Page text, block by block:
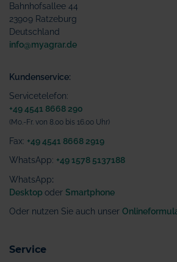
Bahnhofsallee 44
23909 Ratzeburg
Deutschland
info@myagrar.de
Kundenservice:
Servicetelefon:
+49 4541 8668 290
(Mo.-Fr. von 8.00 bis 16.00 Uhr)
Fax: +49 4541 8668 2919
WhatsApp: +49 1578 5137188
WhatsApp:
Desktop oder Smartphone
Oder nutzen Sie auch unser
Service